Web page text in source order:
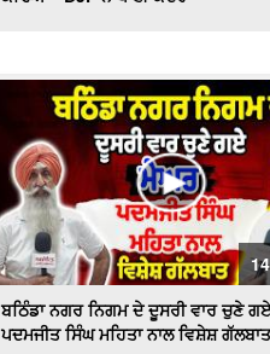
ਬਠਿੰਡਾ ਨਗਰ ਨਿਗਮ ਦੇ ਦੂਸਰੀ ਵਾਰ ਚੁਣੇ
ਪਦਮਜੀਤ ਸਿੰਘ ਮਹਿਤਾ ਨਾਲ ਵਿਸ਼ੇਸ਼ ਗੱਲਬਾਤ